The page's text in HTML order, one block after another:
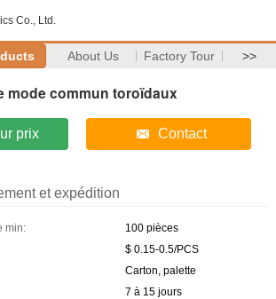
Co., Ltd.
About Us Factory Tour >>
mode commun toroïdaux
prix Contact
et expédition
min:
100 pièces
$ 0.15-0.5/PCS
Carton, palette
7 à 15 jours